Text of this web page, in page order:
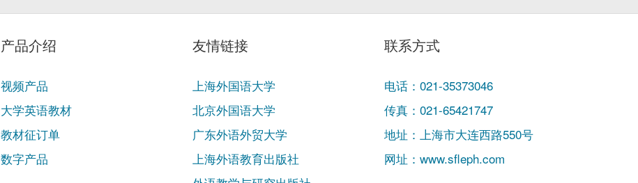
产品介绍
视频产品
大学英语教材
教材征订单
数字产品
友情链接
上海外国语大学
北京外国语大学
广东外语外贸大学
上海外语教育出版社
联系方式
电话：021-35373046
传真：021-65421747
地址：上海市大连西路550号
网址：www.sfleph.com